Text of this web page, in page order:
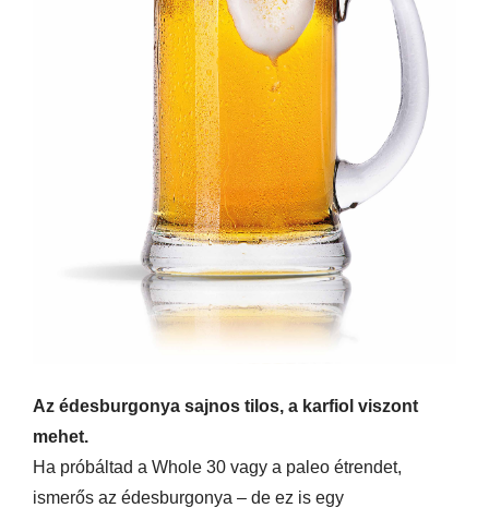
Az édesburgonya sajnos tilos, a karfiol viszont
mehet.
Ha próbáltad a Whole 30 vagy a paleo étrendet,
ismerős az édesburgonya – de ez is egy